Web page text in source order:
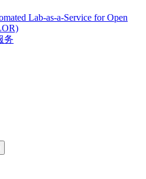
Lab-as-a-Service for Open
务